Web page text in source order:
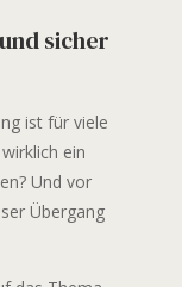
sicher
ist für viele
ein
Und vor
Übergang